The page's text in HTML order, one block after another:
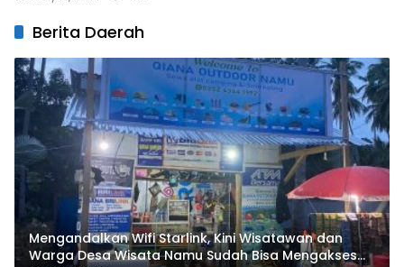
Berita Daerah
Mengandalkan Wifi Starlink, Kini Wisatawan dan
Warga Desa Wisata Namu Sudah Bisa Mengakses